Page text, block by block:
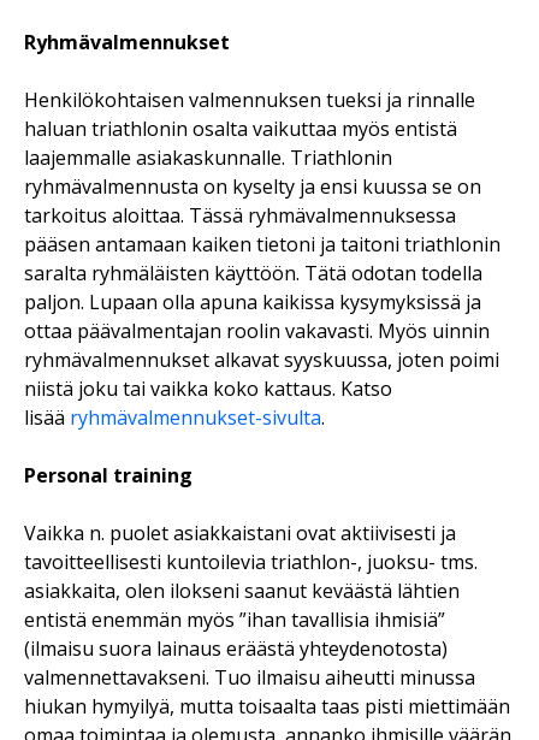
Ryhmävalmennukset
Henkilökohtaisen valmennuksen tueksi ja rinnalle
haluan triathlonin osalta vaikuttaa myös entistä
laajemmalle asiakaskunnalle. Triathlonin
ryhmävalmennusta on kyselty ja ensi kuussa se on
tarkoitus aloittaa. Tässä ryhmävalmennuksessa
pääsen antamaan kaiken tietoni ja taitoni triathlonin
saralta ryhmäläisten käyttöön. Tätä odotan todella
paljon. Lupaan olla apuna kaikissa kysymyksissä ja
ottaa päävalmentajan roolin vakavasti. Myös uinnin
ryhmävalmennukset alkavat syyskuussa, joten poimi
niistä joku tai vaikka koko kattaus. Katso
lisää ryhmävalmennukset-sivulta.
Personal training
Vaikka n. puolet asiakkaistani ovat aktiivisesti ja
tavoitteellisesti kuntoilevia triathlon-, juoksu- tms.
asiakkaita, olen ilokseni saanut keväästä lähtien
entistä enemmän myös ”ihan tavallisia ihmisiä”
(ilmaisu suora lainaus eräästä yhteydenotosta)
valmennettavakseni. Tuo ilmaisu aiheutti minussa
hiukan hymyilyä, mutta toisaalta taas pisti miettimään